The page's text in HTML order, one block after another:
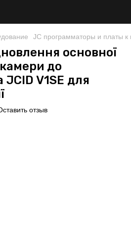
JC программаторы и платы к
основної
до
V1SE для
отзыв